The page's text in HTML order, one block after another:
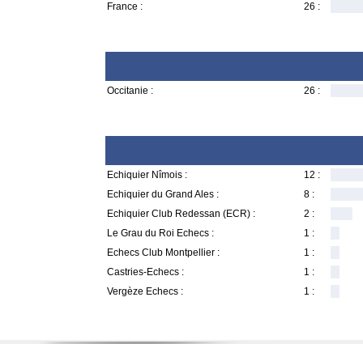
France : 26 :
Occitanie : 26 :
Echiquier Nîmois :
12 :
Echiquier du Grand Ales :
8 :
Echiquier Club Redessan (ECR) :
2 :
Le Grau du Roi Echecs :
1 :
Echecs Club Montpellier :
1 :
Castries-Echecs :
1 :
Vergèze Echecs :
1 :